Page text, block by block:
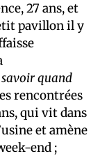
27 ans, et
pavillon il y
quand
rencontrées
qui vit dans
et amène
end ;